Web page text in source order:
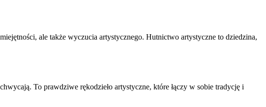
ale także wyczucia artystycznego. Hutnictwo artystyczne to dziedzina,
To prawdziwe rękodzieło artystyczne, które łączy w sobie tradycję i